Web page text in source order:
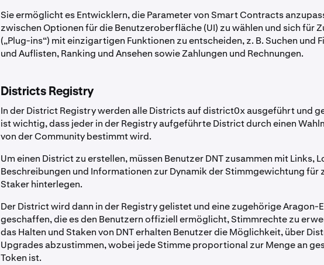
Sie ermöglicht es Entwicklern, die Parameter von Smart Contracts
zwischen Optionen für die Benutzeroberfläche (UI) zu wählen und sich für
(„Plug-ins“) mit einzigartigen Funktionen zu entscheiden, z. B. Suchen und
und Auflisten, Ranking und Ansehen sowie Zahlungen und Rechnungen.
Districts Registry
In der District Registry werden alle Districts auf district0x ausgeführt und
ist wichtig, dass jeder in der Registry aufgeführte District durch einen
von der Community bestimmt wird.
Um einen District zu erstellen, müssen Benutzer DNT zusammen mit Links,
Beschreibungen und Informationen zur Dynamik der Stimmgewichtung für
Staker hinterlegen.
Der District wird dann in der Registry gelistet und eine zugehörige Aragon-
geschaffen, die es den Benutzern offiziell ermöglicht, Stimmrechte zu
das Halten und Staken von DNT erhalten Benutzer die Möglichkeit, über
Upgrades abzustimmen, wobei jede Stimme proportional zur Menge an
Token ist.